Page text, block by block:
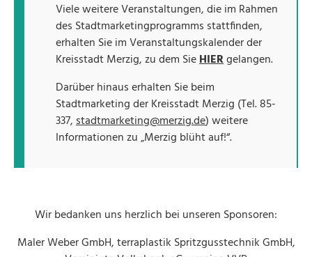
Viele weitere Veranstaltungen, die im Rahmen
des Stadtmarketingprogramms stattfinden,
erhalten Sie im Veranstaltungskalender der
Kreisstadt Merzig, zu dem SieHIERgelangen.
Darüber hinaus erhalten Sie beim
Stadtmarketing der Kreisstadt Merzig (Tel. 85-
337,stadtmarketing@merzig.de) weitere
Informationen zu „Merzig blüht auf!“.
Wir bedanken uns herzlich bei unseren Sponsoren:
Maler Weber GmbH, terraplastik Spritzgusstechnik GmbH,